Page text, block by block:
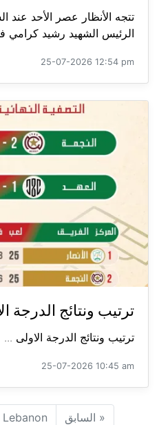
تتجه الأنظار عصر الأحد
الرئيس الشهيد رشيد كرامي
25-07-2026 12:54 pm
ترتيب ونتائج الدرجة
ترتيب ونتائج الدرجة الاولى ...
25-07-2026 10:45 am
« السابق